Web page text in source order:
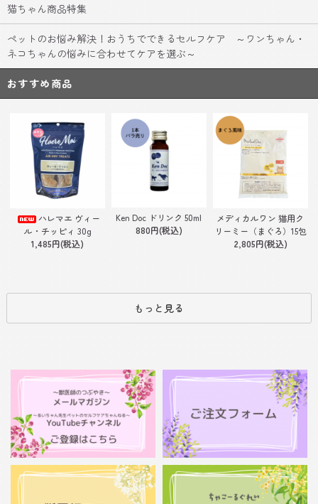
猫ちゃん商品特集
ペットのお悩み解決！おうちでできるセルフケア ～ワンちゃん・
ネコちゃんの悩みに合わせてケアを選ぶ～
おすすめ商品
ハレマエ ヴィー
ル・チッピィ 30g
1,485円(税込)
Ken Doc ドリンク 50ml
880円(税込)
メディカルワン 猫用ク
リーミー（まぐろ）15包
2,805円(税込)
もっと見る